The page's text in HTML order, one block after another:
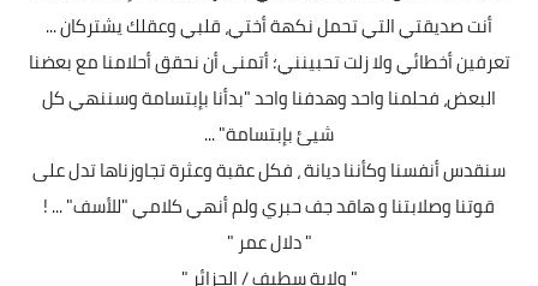
أنت صديقتي التي تحمل نكهة أختي، قلبي وعقلك يشتركان ...
تعرفين أخطائي ولا زلت تحبينني؛ أتمنى أن نحقق أحلامنا مع بعضنا
البعض، فحلمنا واحد وهدفنا واحد "بدأنا بإبتسامة وسننهي كل
شيئ بإبتسامة" ...
سنقدس أنفسنا وكأننا ديانة ، فكل عقبة وعثرة تجاوزناها تدل على
قوتنا وصلابتنا و هاقد جف حبري ولم أنهي كلامي "للأسف" ... !
" دلال عمر "
" ولاية سطيف / الجزائر "